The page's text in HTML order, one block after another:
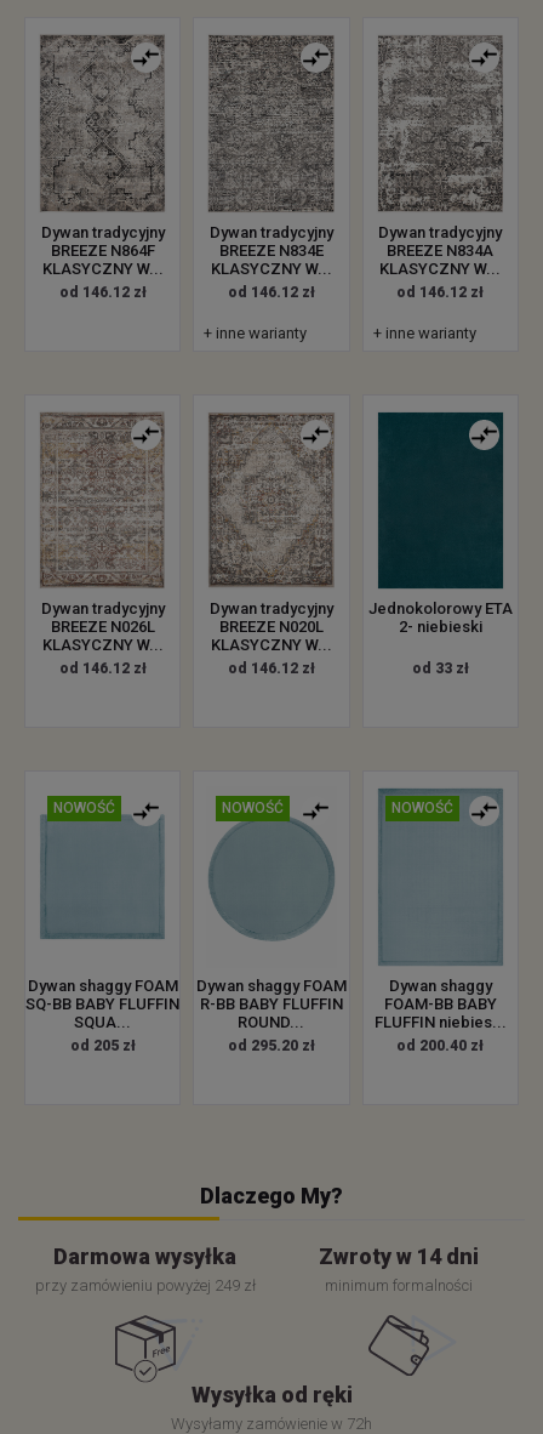
Dywan tradycyjny
BREEZE N864F
KLASYCZNY W...
od 146.12 zł
Dywan tradycyjny
BREEZE N834E
KLASYCZNY W...
od 146.12 zł
+ inne warianty
Dywan tradycyjny
BREEZE N834A
KLASYCZNY W...
od 146.12 zł
+ inne warianty
Dywan tradycyjny
BREEZE N026L
KLASYCZNY W...
od 146.12 zł
Dywan tradycyjny
BREEZE N020L
KLASYCZNY W...
od 146.12 zł
Jednokolorowy ETA
2- niebieski
od 33 zł
NOWOŚĆ
Dywan shaggy FOAM
SQ-BB BABY FLUFFIN
SQUA...
od 205 zł
NOWOŚĆ
Dywan shaggy FOAM
R-BB BABY FLUFFIN
ROUND...
od 295.20 zł
NOWOŚĆ
Dywan shaggy
FOAM-BB BABY
FLUFFIN niebies...
od 200.40 zł
Dlaczego My?
Darmowa wysyłka
przy zamówieniu powyżej 249 zł
Zwroty w 14 dni
minimum formalności
Wysyłka od ręki
Wysyłamy zamówienie w 72h